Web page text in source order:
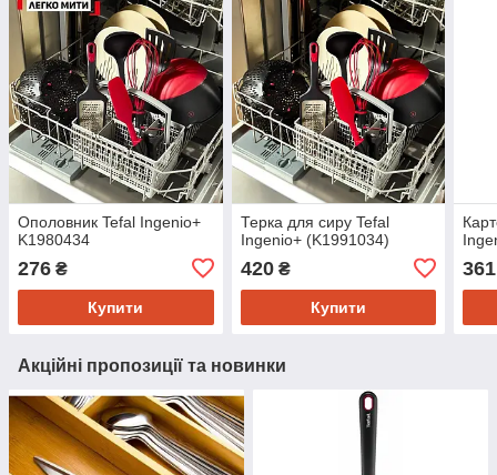
Ополовник Tefal Ingenio+
K1980434
276 ₴
Купити
Терка для сиру Tefal
Ingenio+ (K1991034)
420₴
Купити
361
Акційні пропозиції та новинки